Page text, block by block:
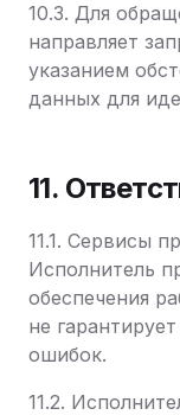
10.3. Для
направляет
указанием
данных для
11.
11.1. Сервисы
Исполнитель
обеспечения
не
ошибок.
11.2.